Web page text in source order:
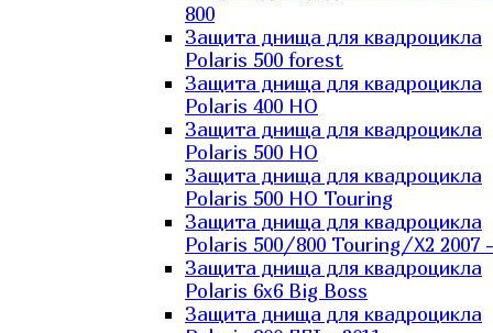
800
Защита днища для квадроцикла
Polaris 500 forest
Защита днища для квадроцикла
Polaris 400 HO
Защита днища для квадроцикла
Polaris 500 HO
Защита днища для квадроцикла
Polaris 500 HO Touring
Защита днища для квадроцикла
Polaris 500/800 Touring/X2 2007 -
Защита днища для квадроцикла
Polaris 6х6 Big Boss
Защита днища для квадроцикла